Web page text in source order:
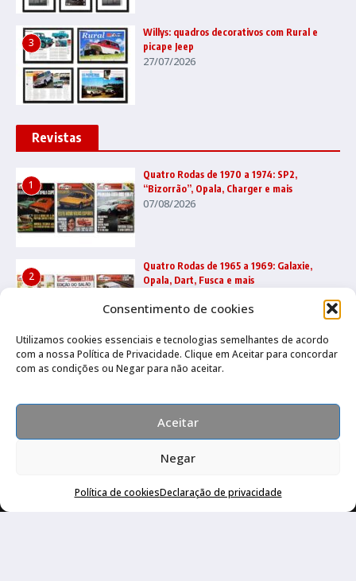
Consentimento de cookies
Utilizamos cookies essenciais e tecnologias semelhantes de acordo
com a nossa Política de Privacidade. Clique em Aceitar para concordar
com as condições ou Negar para não aceitar.
Aceitar
Negar
Política de cookiesDeclaração de privacidade
3
Willys: quadros decorativos com Rural e
picape Jeep
27/07/2026
Revistas
1
Quatro Rodas de 1970 a 1974: SP2,
“Bizorrão”, Opala, Charger e mais
07/08/2026
2
Quatro Rodas de 1965 a 1969: Galaxie,
Opala, Dart, Fusca e mais
3
Quatro Rodas 2000 a 2004: Vectra, Golf,
Stilo, Ecosport e muito mais